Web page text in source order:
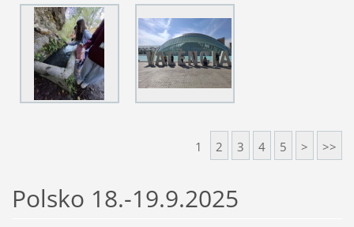
1 2 3 4 5 > >>
Polsko 18.-19.9.2025